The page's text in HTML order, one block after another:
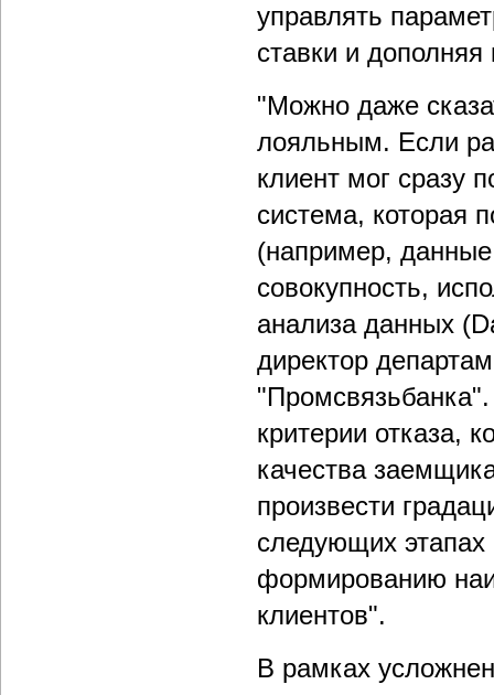
управлять
ставки и
"Можно даже
лояльным. Если
клиент мог сразу
система, которая
(например, данные
совокупность,
анализа данных
директор
"Промсвязьбанка".
критерии отказа,
качества
произвести
следующих этапах
формированию
клиентов".
В рамках